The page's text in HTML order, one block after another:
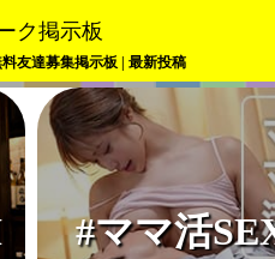
ク掲示板
友達募集掲示板 | 最新投稿
#ママ活